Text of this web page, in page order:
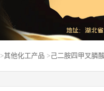
>其他化工产品 > 己二胺四甲叉膦